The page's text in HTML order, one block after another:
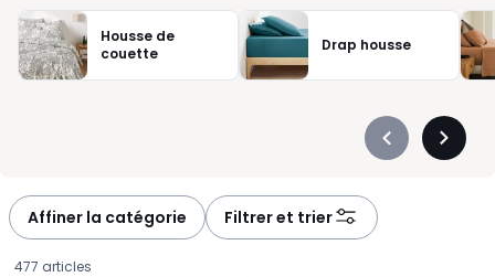
Housse de
couette
Drap housse
Précédent
Affiner la catégorie Filtrer et trier
477 articles